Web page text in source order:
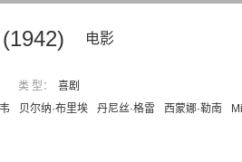
(1942) 电影
类 型：
喜剧
贝尔纳·布里埃 丹尼丝·格雷 西蒙娜·勒南